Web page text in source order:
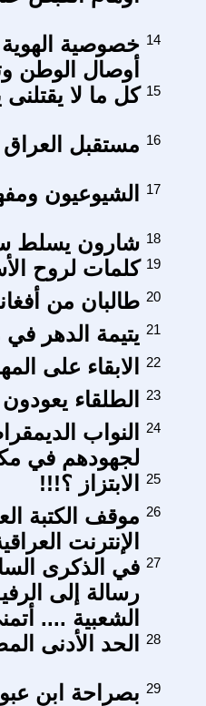
خصوصية الهوية
أوصال الوطن
14
كل ما لا يقتلنى 15
مستقبل 16
الشيوعيون 17
شارون يسلط 18
كلمات لروح 19
طالبان من 20
يتيمة الدهر 21
الابقاء على 22
الطلقاء 23
النواب
لجهودهم في
24
الابتزاز ؟!!! 25
موقف الكتبة
الإنترنت
26
في الذكرى
رسالة إلى
الشعبية ....
27
الحد الأدنى 28
بصراحة ابن 29